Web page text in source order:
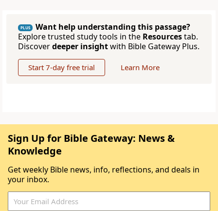
PLUS
Want help understanding this passage?
Explore trusted study tools in the Resourcestab.
Discoverdeeper insightwith Bible Gateway Plus.
Start 7-day free trial Learn More
Sign Up for Bible Gateway: News &
Knowledge
Get weekly Bible news, info, reflections, and deals in
your inbox.